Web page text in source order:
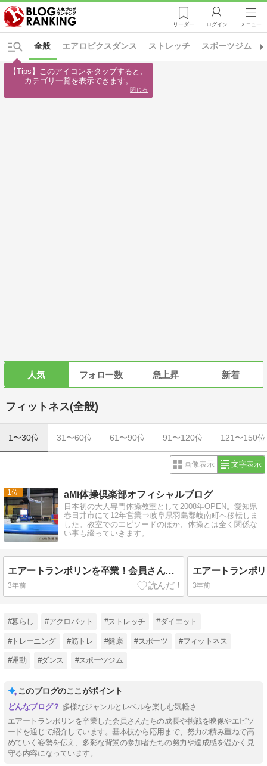
リーダー ログイン メニュー
エアロビクスダンス ストレッチ スポーツジム
全般
人気 フォロー数 急上昇 新着
フィットネス(全般)
1〜30位 31〜60位 61〜90位 91〜120位 121〜150位
画像表示 文字表示
1 aMi体操倶楽部オフィシャルブログ
日本初の大人専門体操教室として2008年OPEN。愛知県
春日井市にて12年営業⇒岐阜県羽島郡岐南町へ移転しま
した。教室でのエピソードのほか、体操とは全く関係な
い事も綴っていきます。
エアートランポリンを卒業！会員さん達の成長ぶりをお届けします
3年前 3年前
#暮らし #アクロバット #ストレッチ #ダイエット
#トレーニング #筋トレ #健康 #スポーツ #フィットネス
#運動 #ダンス #スポーツジム
このブログのここがポイント
多様なジャンルとレベルを楽しむ気軽さ
エアートランポリンを卒業した会員さんたちの成長や挑戦を映像やエピソ
ードを通じて紹介しています。基本技から応用まで、努力の積み重ねで高
めていく姿勢を伝え、多彩な背景の参加者たちの努力や達成感を温かく見
守る内容になっています。
【Tips】このアイコンをタップすると、
カテゴリ一覧を表示できます。
閉じる